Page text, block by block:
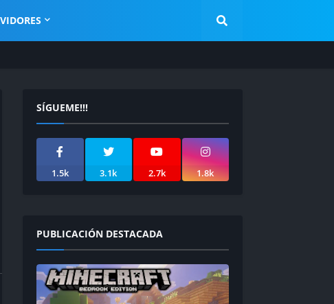
SÍGUEME!!!
1.5k 3.1k 2.7k 1.8k
PUBLICACIÓN DESTACADA